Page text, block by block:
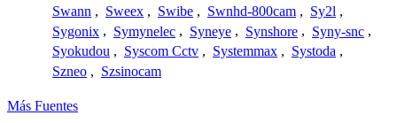
Swann , Sweex , Swibe , Swnhd-800cam , Sy2l ,
Sygonix , Symynelec , Syneye , Synshore , Syny-snc ,
Syokudou , Syscom Cctv , Systemmax , Systoda ,
Szneo , Szsinocam
Más Fuentes